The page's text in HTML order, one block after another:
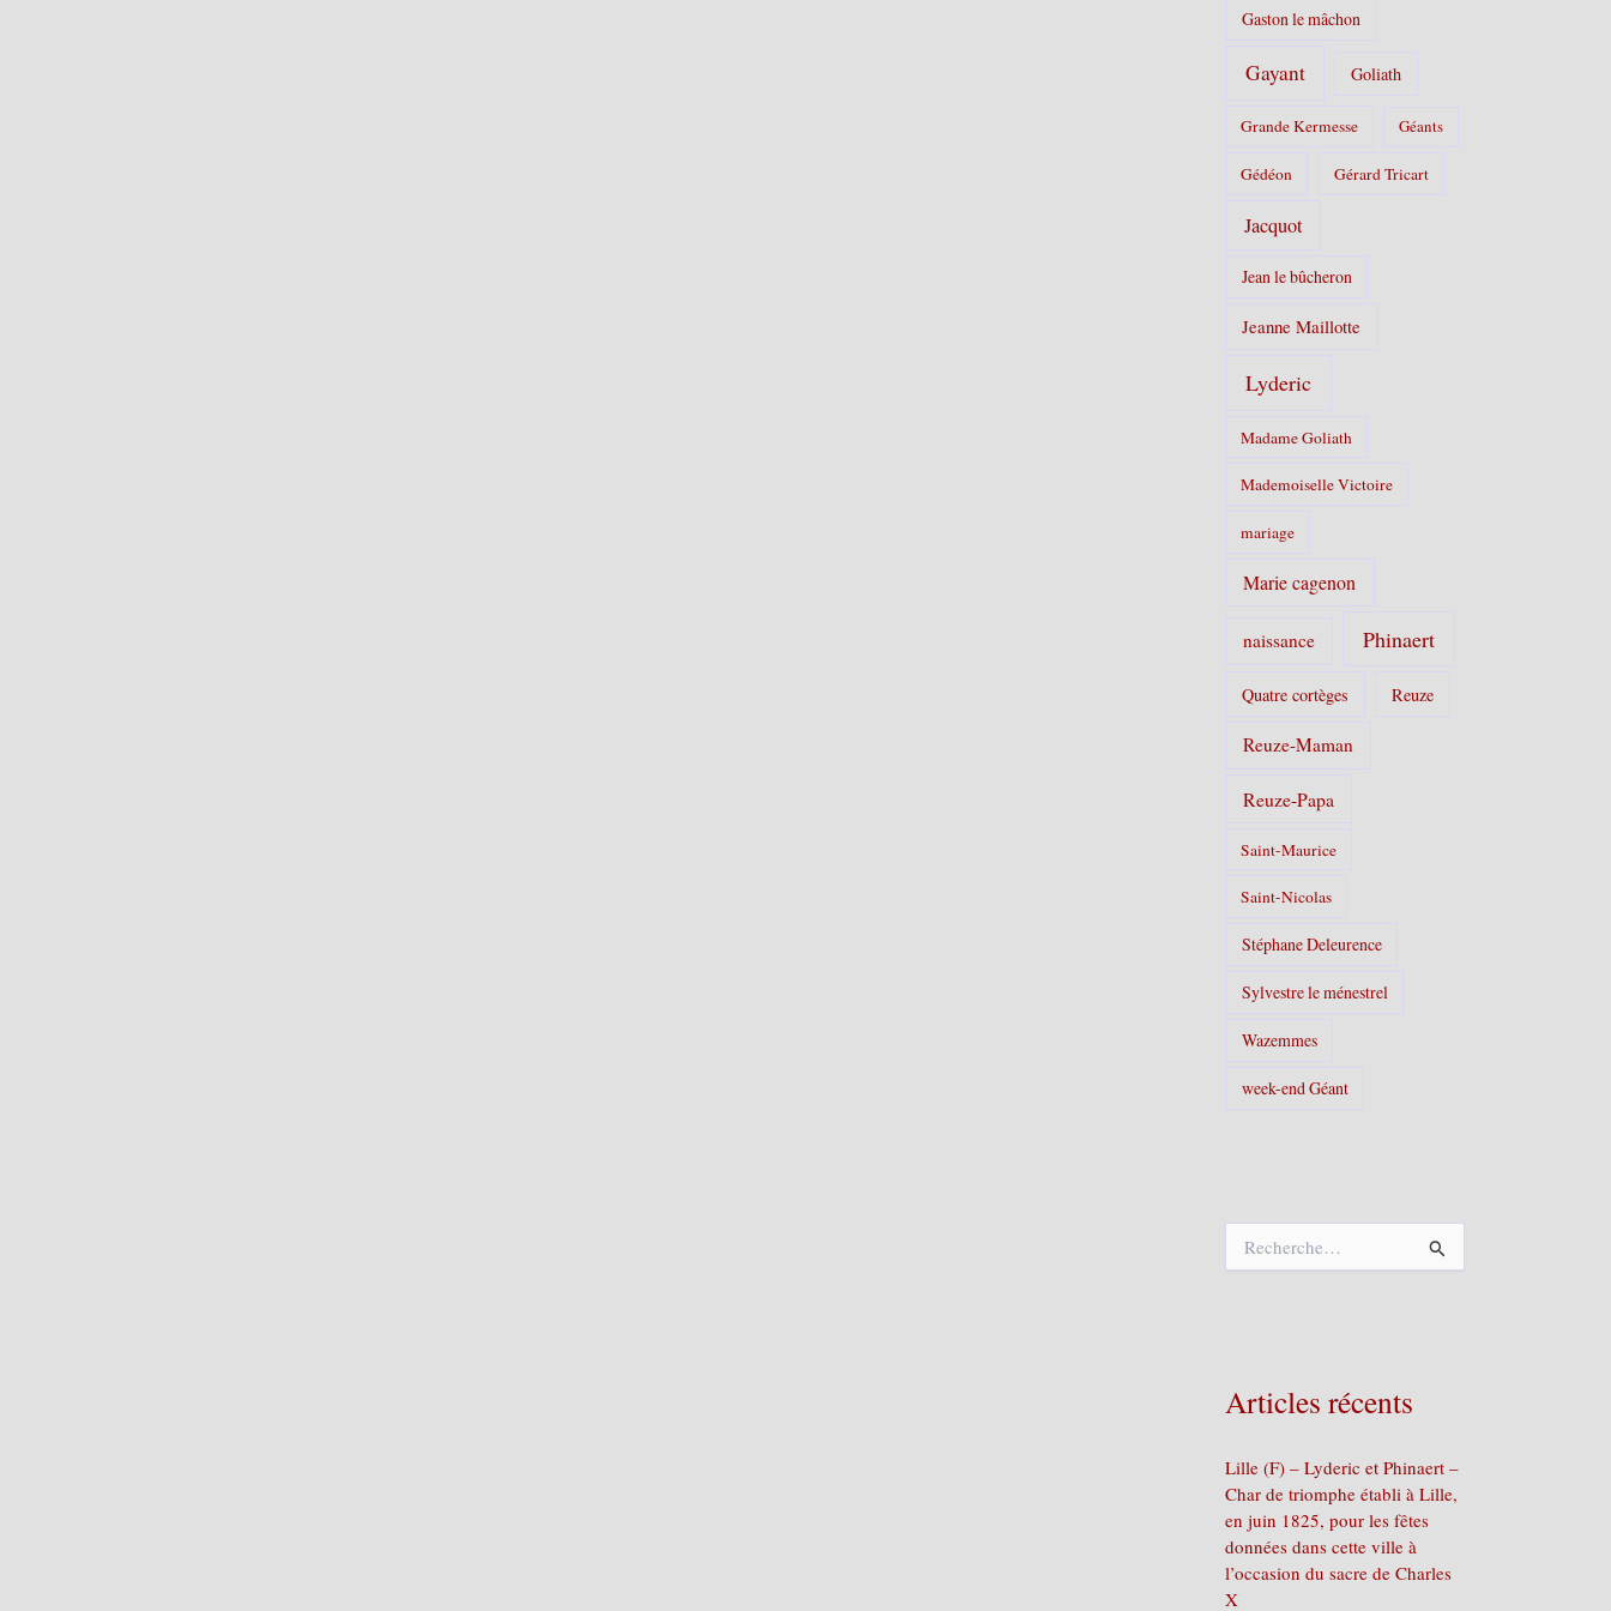
Gaston le mâchon
Gayant Goliath
Grande Kermesse Géants
Gédéon Gérard Tricart
Jacquot
Jean le bûcheron
Jeanne Maillotte
Lyderic
Madame Goliath
Mademoiselle Victoire
mariage
Marie cagenon
naissance Phinaert
Quatre cortèges Reuze
Reuze-Maman
Reuze-Papa
Saint-Maurice
Saint-Nicolas
Stéphane Deleurence
Sylvestre le ménestrel
Wazemmes
week-end Géant
h
:
Articles récents
Lille (F) – Lyderic et Phinaert –
Char de triomphe établi à Lille,
en juin 1825, pour les fêtes
données dans cette ville à
l’occasion du sacre de Charles
X